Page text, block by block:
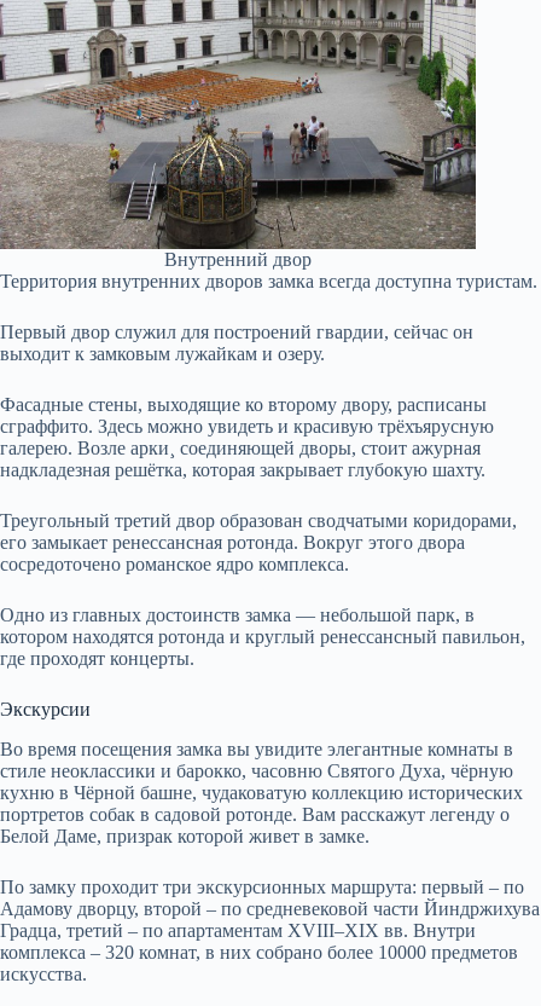
Внутренний двор
Территория внутренних дворов замка всегда доступна туристам.
Первый двор служил для построений гвардии, сейчас он
выходит к замковым лужайкам и озеру.
Фасадные стены, выходящие ко второму двору, расписаны
сграффито. Здесь можно увидеть и красивую трёхъярусную
галерею. Возле арки¸ соединяющей дворы, стоит ажурная
надкладезная решётка, которая закрывает глубокую шахту.
Треугольный третий двор образован сводчатыми коридорами,
его замыкает ренессансная ротонда. Вокруг этого двора
сосредоточено романское ядро комплекса.
Одно из главных достоинств замка — небольшой парк, в
котором находятся ротонда и круглый ренессансный павильон,
где проходят концерты.
Экскурсии
Во время посещения замка вы увидите элегантные комнаты в
стиле неоклассики и барокко, часовню Святого Духа, чёрную
кухню в Чёрной башне, чудаковатую коллекцию исторических
портретов собак в садовой ротонде. Вам расскажут легенду о
Белой Даме, призрак которой живет в замке.
По замку проходит три экскурсионных маршрута: первый – по
Адамову дворцу, второй – по средневековой части Йиндржихува
Градца, третий – по апартаментам XVIII–XIX вв. Внутри
комплекса – 320 комнат, в них собрано более 10000 предметов
искусства.